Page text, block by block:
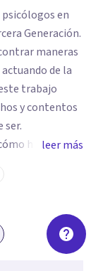
en
Generación.
maneras
actuando de la
trabajo
y contentos
ser.
hacemos
las riendas
Para ello,
a
ellas, de
estar con uno
leer más